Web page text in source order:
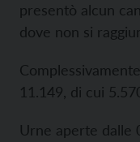
presentò alcun
dove non si
11.149, di cui
Urne aperte dalle